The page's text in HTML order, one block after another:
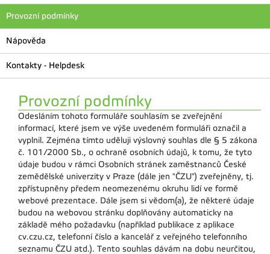
Provozní podmínky
Nápověda
Kontakty - Helpdesk
Provozní podmínky
Odesláním tohoto formuláře souhlasím se zveřejnění
informací, které jsem ve výše uvedeném formuláři označil a
vyplnil. Zejména tímto uděluji výslovný souhlas dle § 5 zákona
č. 101/2000 Sb., o ochraně osobních údajů, k tomu, že tyto
údaje budou v rámci Osobních stránek zaměstnanců České
zemědělské univerzity v Praze (dále jen "ČZU") zveřejněny, tj.
zpřístupněny předem neomezenému okruhu lidí ve formě
webové prezentace. Dále jsem si vědom(a), že některé údaje
budou na webovou stránku doplňovány automaticky na
základě mého požadavku (například publikace z aplikace
cv.czu.cz, telefonní číslo a kancelář z veřejného telefonního
seznamu ČZU atd.). Tento souhlas dávám na dobu neurčitou,